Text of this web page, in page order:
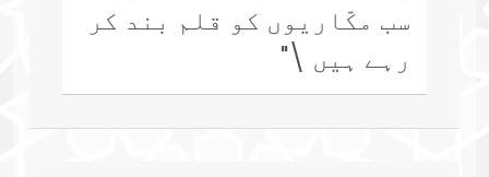
سب مکّاریوں کو قلم بند کر
رہے ہیں \"